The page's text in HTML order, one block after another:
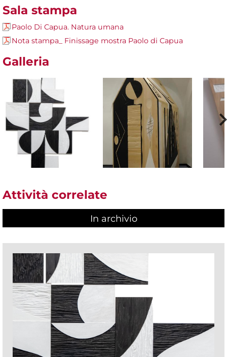
Sala stampa
Paolo Di Capua. Natura umana
Nota stampa_ Finissage mostra Paolo di Capua
Galleria
Attività correlate
In archivio